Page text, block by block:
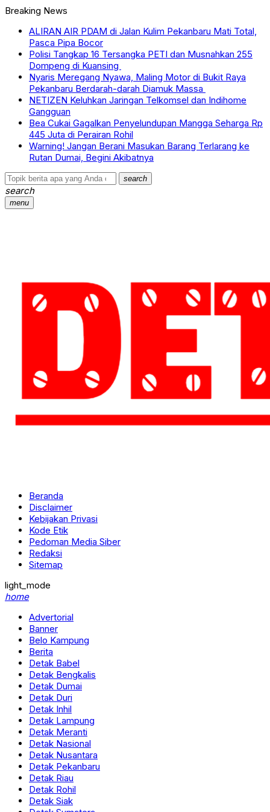
Breaking News
ALIRAN AIR PDAM di Jalan Kulim Pekanbaru Mati Total,
Pasca Pipa Bocor
Polisi Tangkap 16 Tersangka PETI dan Musnahkan 255
Dompeng di Kuansing
Nyaris Meregang Nyawa, Maling Motor di Bukit Raya
Pekanbaru Berdarah-darah Diamuk Massa
NETIZEN Keluhkan Jaringan Telkomsel dan Indihome
Gangguan
Bea Cukai Gagalkan Penyelundupan Mangga Seharga Rp
445 Juta di Perairan Rohil
Warning! Jangan Berani Masukan Barang Terlarang ke
Rutan Dumai, Begini Akibatnya
search
search
menu
Beranda
Disclaimer
Kebijakan Privasi
Kode Etik
Pedoman Media Siber
Redaksi
Sitemap
light_mode
home
Advertorial
Banner
Belo Kampung
Berita
Detak Babel
Detak Bengkalis
Detak Dumai
Detak Duri
Detak Inhil
Detak Lampung
Detak Meranti
Detak Nasional
Detak Nusantara
Detak Pekanbaru
Detak Riau
Detak Rohil
Detak Siak